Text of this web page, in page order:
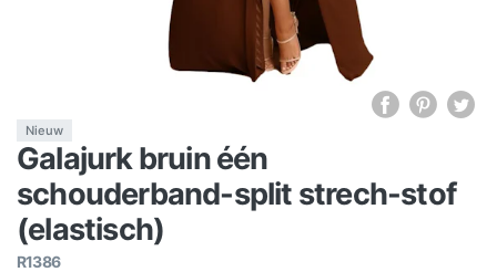
Nieuw
Galajurk bruin één
schouderband-split strech-stof
(elastisch)
R1386